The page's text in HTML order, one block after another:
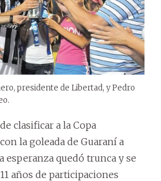
presidente de Libertad, y Pedro
clasificar a la Copa
la goleada de Guaraní a
esperanza quedó trunca y se
años de participaciones